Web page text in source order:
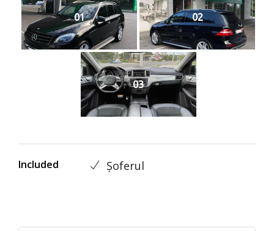
01 02
03
Included Șoferul